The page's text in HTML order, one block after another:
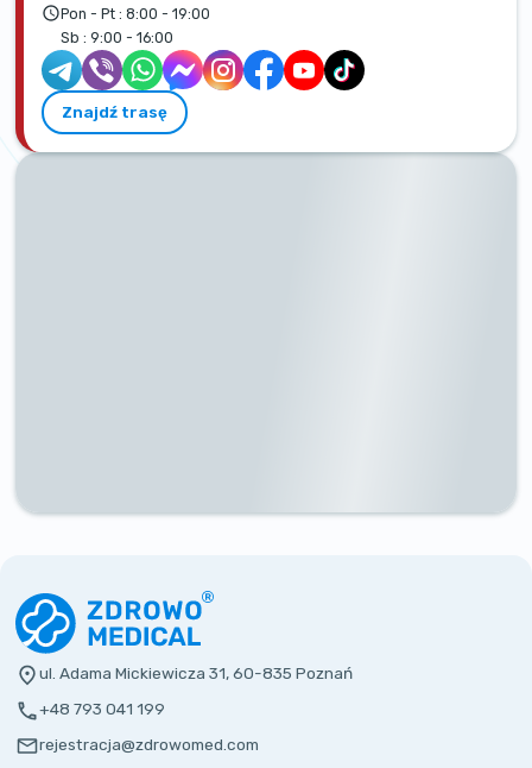
Pon - Pt : 8:00 - 19:00
Sb : 9:00 - 16:00
Znajdź trasę
ul. Adama Mickiewicza 31, 60-835 Poznań
+48 793 041 199
rejestracja@zdrowomed.com